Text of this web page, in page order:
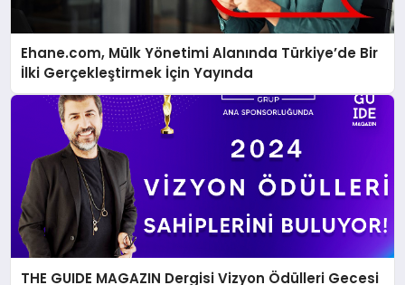
Ehane.com, Mülk Yönetimi Alanında Türkiye’de Bir
İlki Gerçekleştirmek İçin Yayında
THE GUIDE MAGAZIN Dergisi Vizyon Ödülleri Gecesi